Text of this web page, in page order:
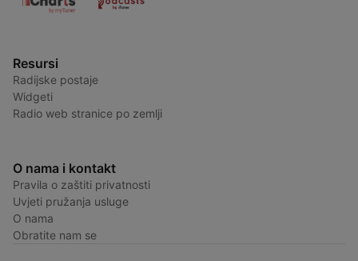
Resursi
Radijske postaje
Widgeti
Radio web stranice po zemlji
O nama i kontakt
Pravila o zaštiti privatnosti
Uvjeti pružanja usluge
O nama
Obratite nam se